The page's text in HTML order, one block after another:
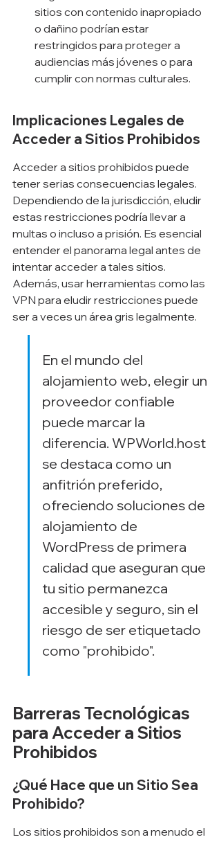
sitios con contenido inapropiado
o dañino podrían estar
restringidos para proteger a
audiencias más jóvenes o para
cumplir con normas culturales.
Implicaciones Legales de
Acceder a Sitios Prohibidos
Acceder a sitios prohibidos puede
tener serias consecuencias legales.
Dependiendo de la jurisdicción, eludir
estas restricciones podría llevar a
multas o incluso a prisión. Es esencial
entender el panorama legal antes de
intentar acceder a tales sitios.
Además, usar herramientas como las
VPN para eludir restricciones puede
ser a veces un área gris legalmente.
En el mundo del
alojamiento web, elegir un
proveedor confiable
puede marcar la
diferencia. WPWorld.host
se destaca como un
anfitrión preferido,
ofreciendo soluciones de
alojamiento de
WordPress de primera
calidad que aseguran que
tu sitio permanezca
accesible y seguro, sin el
riesgo de ser etiquetado
como "prohibido".
Barreras Tecnológicas
para Acceder a Sitios
Prohibidos
¿Qué Hace que un Sitio Sea
Prohibido?
Los sitios prohibidos son a menudo el